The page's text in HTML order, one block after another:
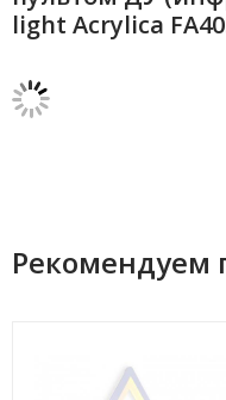
light Acrylica
Рекомендуем